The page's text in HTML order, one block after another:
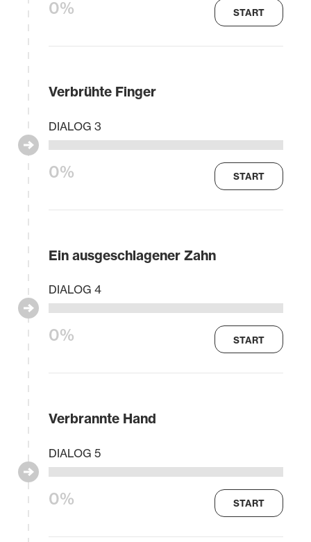
0% START
Verbrühte Finger
0%
DIALOG 3
START
Ein ausgeschlagener Zahn
0%
DIALOG 4
START
Verbrannte Hand
0%
DIALOG 5
START